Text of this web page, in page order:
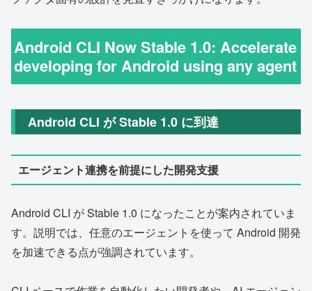
Android CLI Now Stable 1.0: Accelerate
developing for Android using any agent
Android CLI が Stable 1.0 に到達
エージェント連携を前提にした開発支援
Android CLI が Stable 1.0 になったことが案内されていま
す。説明では、任意のエージェントを使って Android 開発
を加速できる点が強調されています。